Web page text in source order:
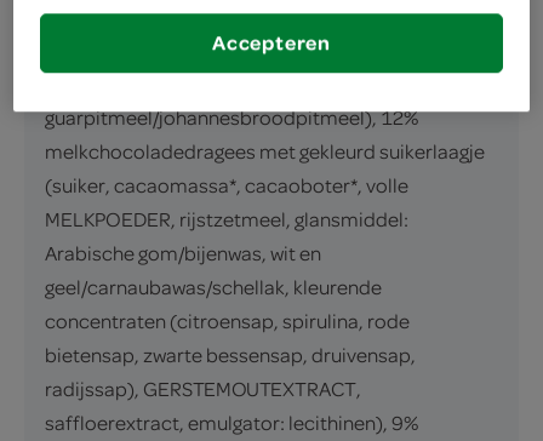
kokosolie, glucosestroop, dextrose, emulgator:
mono- en diglyceriden van vetzuren, natuurlijk
vanillearoma, stabilisator:
guarpitmeel/johannesbroodpitmeel), 12%
melkchocoladedragees met gekleurd suikerlaagje
(suiker, cacaomassa*, cacaoboter*, volle
MELKPOEDER, rijstzetmeel, glansmiddel:
Arabische gom/bijenwas, wit en
geel/carnaubawas/schellak, kleurende
concentraten (citroensap, spirulina, rode
bietensap, zwarte bessensap, druivensap,
radijssap), GERSTEMOUTEXTRACT,
saffloerextract, emulgator: lecithinen), 9%
Accepteren